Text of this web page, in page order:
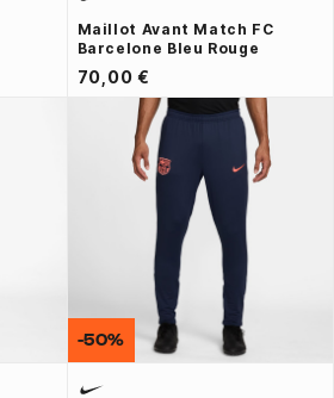
Maillot Avant Match FC
Barcelone Bleu Rouge
70,00 €
-50%